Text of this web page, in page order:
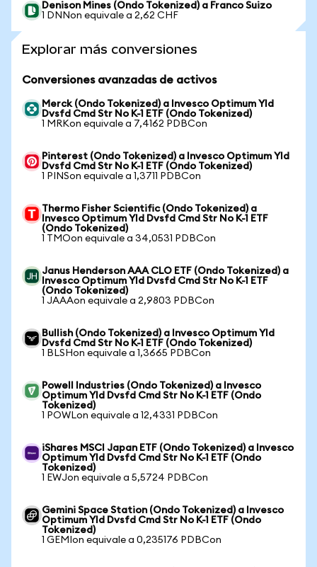
Denison Mines (Ondo Tokenized) a Franco Suizo
1 DNNon equivale a 2,62 CHF
Explorar más conversiones
Conversiones avanzadas de activos
Merck (Ondo Tokenized) a Invesco Optimum Yld
Dvsfd Cmd Str No K-1 ETF (Ondo Tokenized)
1 MRKon equivale a 7,4162 PDBCon
Pinterest (Ondo Tokenized) a Invesco Optimum Yld
Dvsfd Cmd Str No K-1 ETF (Ondo Tokenized)
1 PINSon equivale a 1,3711 PDBCon
Thermo Fisher Scientific (Ondo Tokenized) a
Invesco Optimum Yld Dvsfd Cmd Str No K-1 ETF
(Ondo Tokenized)
1 TMOon equivale a 34,0531 PDBCon
Janus Henderson AAA CLO ETF (Ondo Tokenized) a
Invesco Optimum Yld Dvsfd Cmd Str No K-1 ETF
(Ondo Tokenized)
1 JAAAon equivale a 2,9803 PDBCon
Bullish (Ondo Tokenized) a Invesco Optimum Yld
Dvsfd Cmd Str No K-1 ETF (Ondo Tokenized)
1 BLSHon equivale a 1,3665 PDBCon
Powell Industries (Ondo Tokenized) a Invesco
Optimum Yld Dvsfd Cmd Str No K-1 ETF (Ondo
Tokenized)
1 POWLon equivale a 12,4331 PDBCon
iShares MSCI Japan ETF (Ondo Tokenized) a Invesco
Optimum Yld Dvsfd Cmd Str No K-1 ETF (Ondo
Tokenized)
1 EWJon equivale a 5,5724 PDBCon
Gemini Space Station (Ondo Tokenized) a Invesco
Optimum Yld Dvsfd Cmd Str No K-1 ETF (Ondo
Tokenized)
1 GEMIon equivale a 0,235176 PDBCon